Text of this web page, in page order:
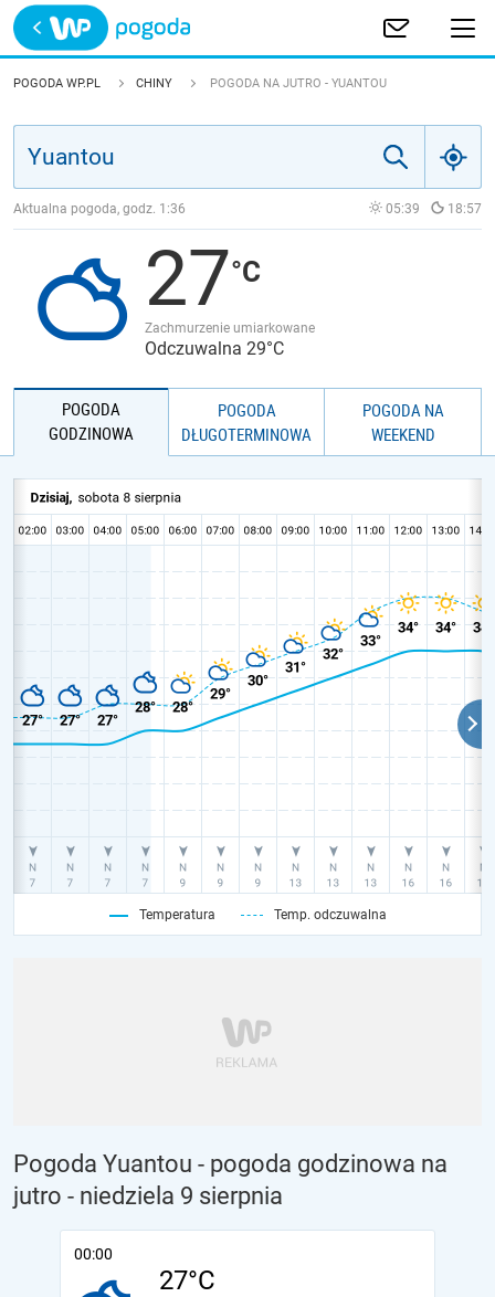
Trwa ładowanie
POLSKA
JAKOŚĆ POWIETRZA
POGODA WP.PL CHINY POGODA NA JUTRO - YUANTOU
Aktualna pogoda, godz. 1:36 05:39 18:57
27
Zachmurzenie umiarkowane
Odczuwalna 29°C
POGODA
GODZINOWA
POGODA
DŁUGOTERMINOWA
POGODA NA
WEEKEND
Temperatura Temp. odczuwalna
Pogoda Yuantou - pogoda godzinowa na
jutro - niedziela 9 sierpnia
00:00
27°C